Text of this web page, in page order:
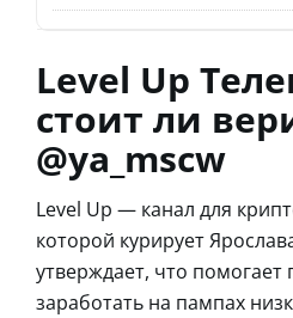
Level Up
стоит ли
@ya_mscw
Level Up — канал для
которой курирует
утверждает, что помогает
заработать на пампах